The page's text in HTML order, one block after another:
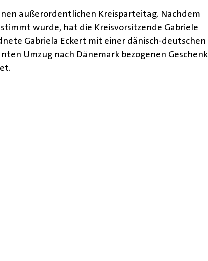
außerordentlichen Kreisparteitag. Nachdem
wurde, hat die Kreisvorsitzende Gabriele
Gabriela Eckert mit einer dänisch-deutschen
Umzug nach Dänemark bezogenen Geschenk